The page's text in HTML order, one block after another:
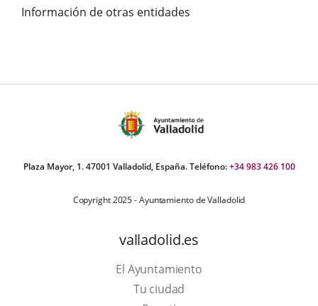
Información de otras entidades
Plaza Mayor, 1. 47001 Valladolid, España. Teléfono:+34 983 426 100
Copyright 2025 - Ayuntamiento de Valladolid
valladolid.es
El Ayuntamiento
Tu ciudad